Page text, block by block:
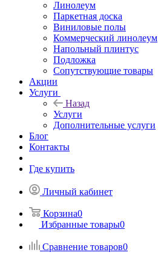
Линолеум
Паркетная доска
Виниловые полы
Коммерческий линолеум
Напольный плинтус
Подложка
Сопутствующие товары
Акции
Услуги
Назад
Услуги
Дополнительные услуги
Блог
Контакты
Где купить
Личный кабинет
Корзина0
Избранные товары0
Сравнение товаров0